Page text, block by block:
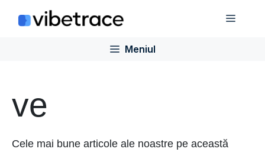
Meniul
ve
Cele mai bune articole ale noastre pe această